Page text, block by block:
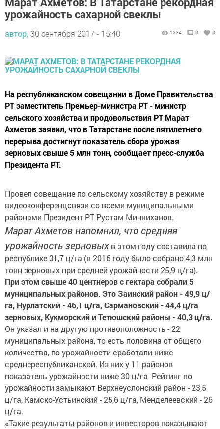
урожайность сахарной свеклы
автор, 30 сентября 2017 - 15:40 1334 0 0
На республиканском совещании в Доме Правительства
РТ заместитель Премьер-министра РТ - министр
сельского хозяйства и продовольствия РТ Марат
Ахметов заявил, что в Татарстане после пятилетнего
перерыва достигнут показатель сбора урожая
зерновых свыше 5 млн тонн, сообщает пресс-служба
Президента РТ.
Провел совещание по сельскому хозяйству в режиме
видеоконференцсвязи со всеми муниципальными
районами Президент РТ Рустам Минниханов.
Марат Ахметов напомнил, что средняя
урожайность зерновых в этом году составила по
республике 31,7 ц/га (в 2016 году было собрано 4,3 млн
тонн зерновых при средней урожайности 25,9 ц/га).
При этом свыше 40 центнеров с гектара собрали 5
муниципальных районов. Это Заинский район - 49,9 ц/
га, Нурлатский - 46,1 ц/га, Сармановский - 44,4 ц/га
зерновых, Кукморский и Тетюшский районы - 40,3 ц/га.
Он указал и на другую противоположность - 22
муниципальных района, то есть половина от общего
количества, по урожайности сработали ниже
среднереспубликанской. Из них у 11 районов
показатель урожайности ниже 30 ц/га. Рейтинг по
урожайности замыкают Верхнеуслонский район - 23,5
ц/га, Камско-Устьинский - 25,6 ц/га, Менделеевский - 26
ц/га.
«Такие результаты районов и инвесторов показывают